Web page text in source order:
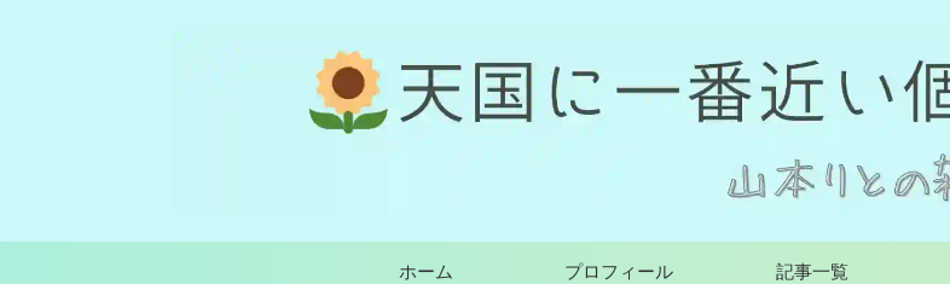
ホーム プロフィール 記事一覧